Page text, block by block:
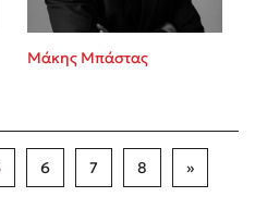
Μάκης Μπάστας
6 7 8 »